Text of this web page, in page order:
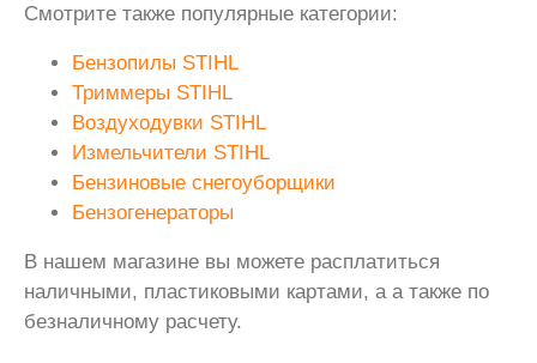
Смотрите также популярные категории:
Бензопилы STIHL
Триммеры STIHL
Воздуходувки STIHL
Измельчители STIHL
Бензиновые снегоуборщики
Бензогенераторы
В нашем магазине вы можете расплатиться
наличными, пластиковыми картами, а а также по
безналичному расчету.